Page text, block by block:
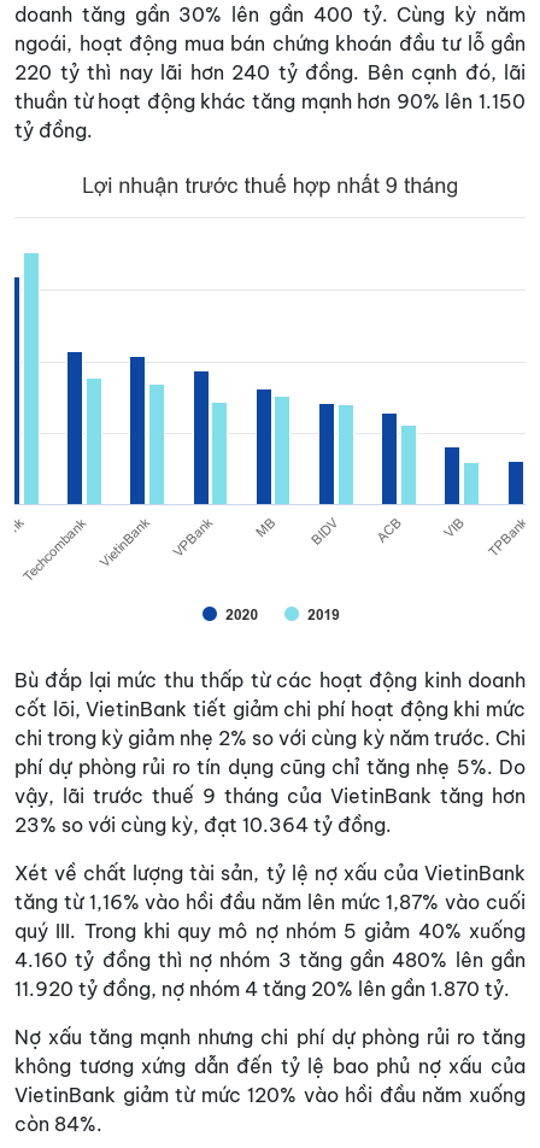
doanh tăng gần 30% lên gần 400 tỷ. Cùng kỳ năm
ngoái, hoạt động mua bán chứng khoán đầu tư lỗ gần
220 tỷ thì nay lãi hơn 240 tỷ đồng. Bên cạnh đó, lãi
thuần từ hoạt động khác tăng mạnh hơn 90% lên 1.150
tỷ đồng.
Bù đắp lại mức thu thấp từ các hoạt động kinh doanh
cốt lõi, VietinBank tiết giảm chi phí hoạt động khi mức
chi trong kỳ giảm nhẹ 2% so với cùng kỳ năm trước. Chi
phí dự phòng rủi ro tín dụng cũng chỉ tăng nhẹ 5%. Do
vậy, lãi trước thuế 9 tháng của VietinBank tăng hơn
23% so với cùng kỳ, đạt 10.364 tỷ đồng.
Xét về chất lượng tài sản, tỷ lệ nợ xấu của VietinBank
tăng từ 1,16% vào hồi đầu năm lên mức 1,87% vào cuối
quý III. Trong khi quy mô nợ nhóm 5 giảm 40% xuống
4.160 tỷ đồng thì nợ nhóm 3 tăng gần 480% lên gần
11.920 tỷ đồng, nợ nhóm 4 tăng 20% lên gần 1.870 tỷ.
Nợ xấu tăng mạnh nhưng chi phí dự phòng rủi ro tăng
không tương xứng dẫn đến tỷ lệ bao phủ nợ xấu của
VietinBank giảm từ mức 120% vào hồi đầu năm xuống
còn 84%.